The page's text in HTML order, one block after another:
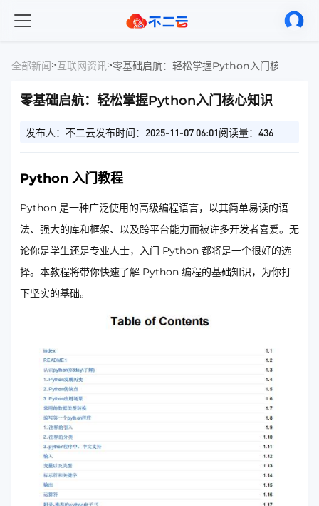
全部新闻>互联网资讯>零基础启航：轻松掌握Python入门核心知识
零基础启航：轻松掌握Python入门核心知识
发布人：不二云发布时间：2025-11-07 06:01阅读量：436
Python 入门教程
Python 是一种广泛使用的高级编程语言，以其简单易读的语
法、强大的库和框架、以及跨平台能力而被许多开发者喜爱。无
论你是学生还是专业人士，入门 Python 都将是一个很好的选
择。本教程将带你快速了解 Python 编程的基础知识，为你打
下坚实的基础。